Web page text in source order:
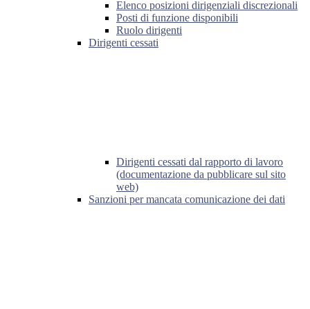
Elenco posizioni dirigenziali discrezionali
Posti di funzione disponibili
Ruolo dirigenti
Dirigenti cessati
Dirigenti cessati dal rapporto di lavoro
(documentazione da pubblicare sul sito
web)
Sanzioni per mancata comunicazione dei dati